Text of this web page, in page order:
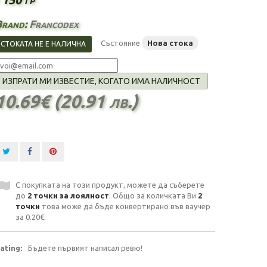
Francodex
СТОКАТА НЕ Е НАЛИЧНА Състояние Нова стока
ИЗПРАТИ МИ ИЗВЕСТИЕ, КОГАТО ИМА НАЛИЧНОСТ
(20.91 лв.)
С покупката на този продукт, можете да съберете
до 2 точки за лоялност. Общо за количката Ви 2
точки това може да бъде конвертирано във ваучер
за 0.20€.
Бъдете първият написал ревю!